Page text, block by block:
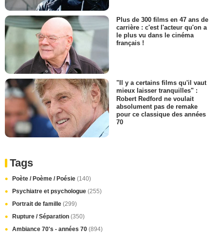
Plus de 300 films en 47 ans de
carrière : c'est l'acteur qu'on a
le plus vu dans le cinéma
français !
"Il y a certains films qu'il vaut
mieux laisser tranquilles" :
Robert Redford ne voulait
absolument pas de remake
pour ce classique des années
70
Tags
Poète / Poème / Poésie (140)
Psychiatre et psychologue (255)
Portrait de famille (299)
Rupture / Séparation (350)
Ambiance 70's - années 70 (894)